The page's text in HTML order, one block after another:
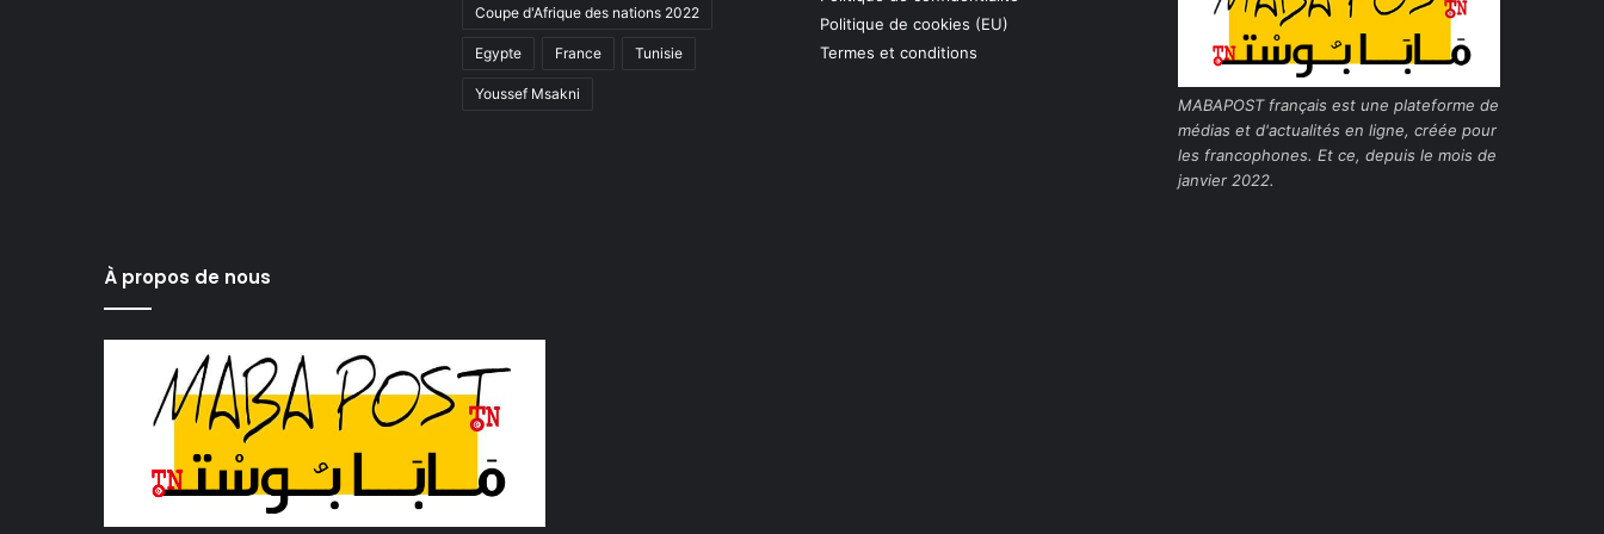
Coupe d'Afrique des nations 2022
Egypte France Tunisie
Youssef Msakni
Politique de cookies (EU)
Termes et conditions
MABAPOST français est une plateforme de
médias et d'actualités en ligne, créée pour
les francophones. Et ce, depuis le mois de
janvier 2022.
À propos de nous